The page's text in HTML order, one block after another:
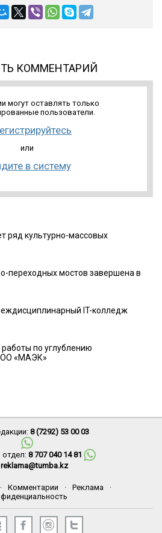
КОММЕНТАРИЙ
могут оставлять только
пользователи.
или
в систему
ряд культурно-массовых
переходных мостов завершена в
IT-колледж
работы по углублению
«МАЭК»
8 (7292) 53 00 03
отдел: 8 707 040 14 81
reklama@tumba.kz
· Комментарии · Реклама
·